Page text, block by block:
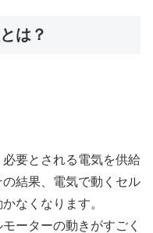
は？
要とされる電気を供給
結果、電気で動くセル
なくなります。
ーターの動きがすごく